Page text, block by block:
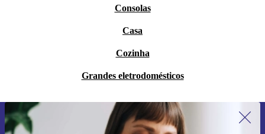
Consolas
Casa
Cozinha
Grandes eletrodomésticos
Subscreve a nossa newsletter pela